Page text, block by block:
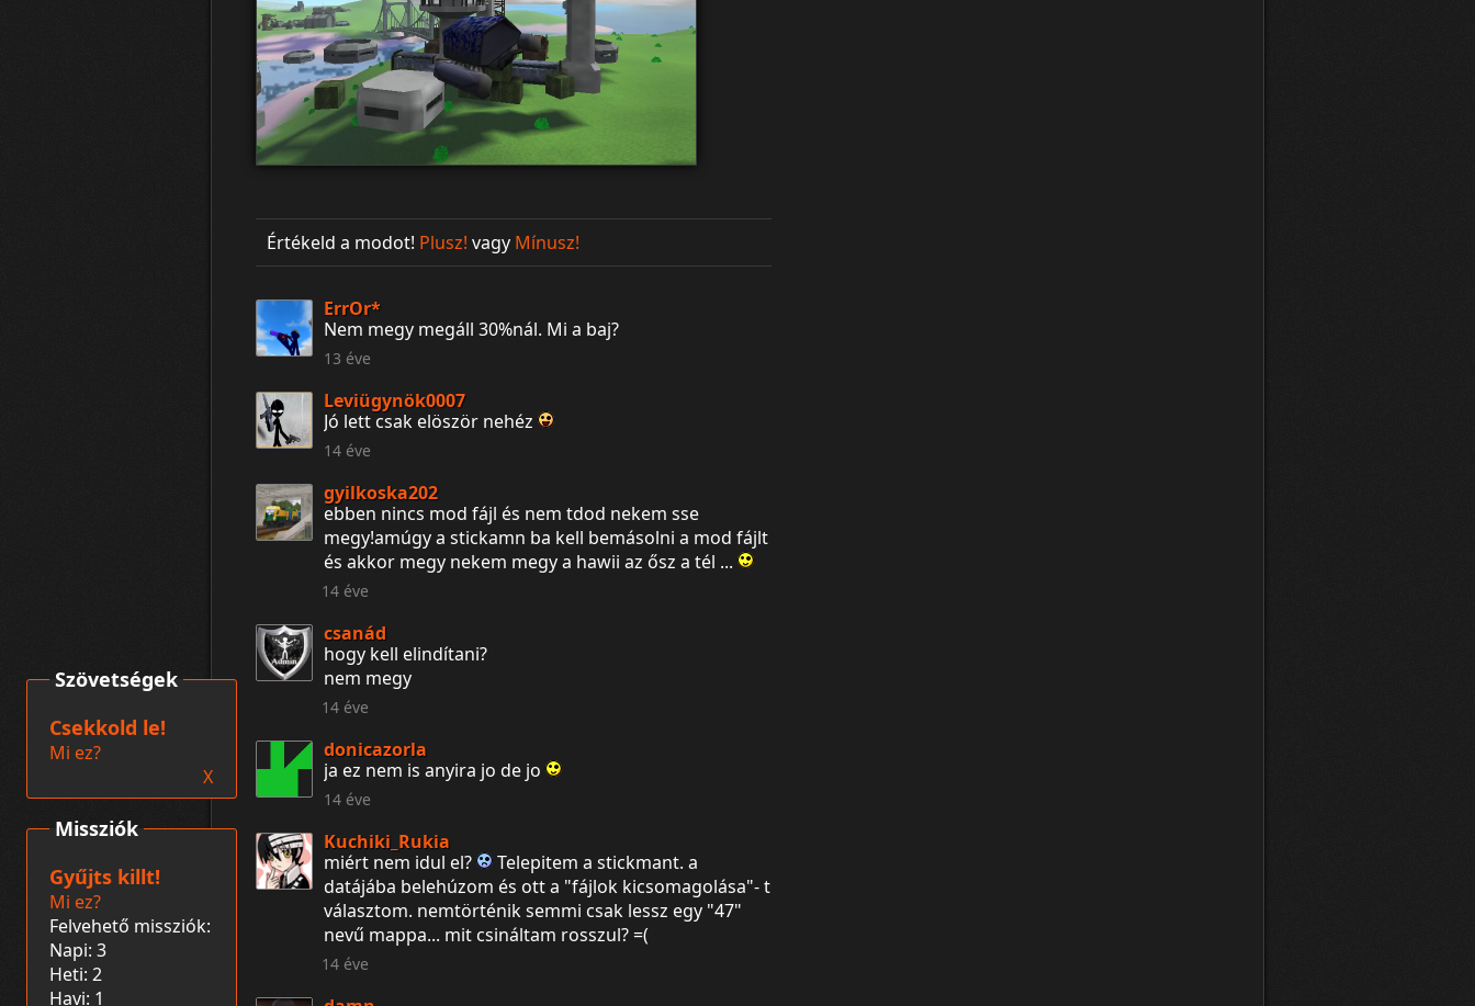
Értékeld a modot! Plusz! vagy Mínusz!
ErrOr*
Nem megy megáll 30%nál. Mi a baj?
13 éve
Leviügynök0007
Jó lett csak elöször nehéz
14 éve
gyilkoska202
ebben nincs mod fájl és nem tdod nekem sse
megy!amúgy a stickamn ba kell bemásolni a mod fájlt
és akkor megy nekem megy a hawii az ősz a tél ...
14 éve
csanád
hogy kell elindítani?
nem megy
14 éve
donicazorla
ja ez nem is anyira jo de jo
14 éve
Kuchiki_Rukia
miért nem idul el?
Telepitem a stickmant. a
datájába belehúzom és ott a "fájlok kicsomagolása"- t
választom. nemtörténik semmi csak lessz egy "47"
nevű mappa... mit csináltam rosszul? =(
14 éve
Missziók
Gyűjts killt!
Mi ez?
Felvehető missziók:
Napi: 3
Heti: 2
Havi: 1
Szövetségek
Csekkold le!
Mi ez?
X